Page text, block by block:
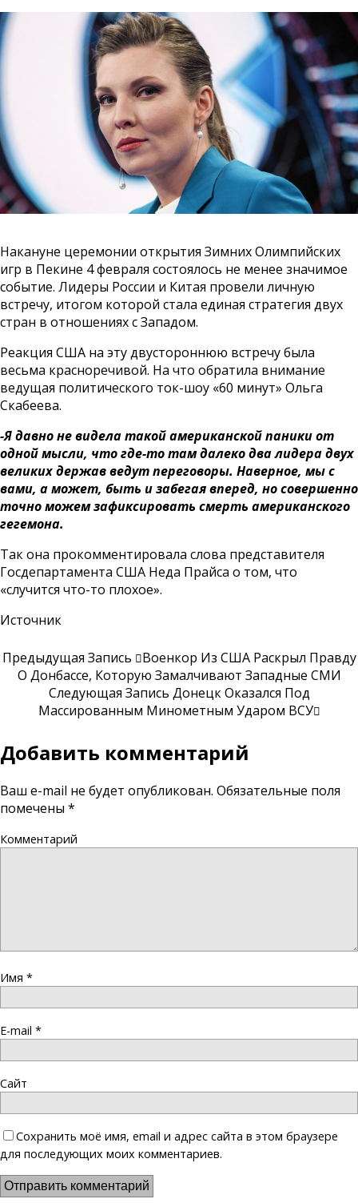
Накануне церемонии открытия Зимних Олимпийских
игр в Пекине 4 февраля состоялось не менее значимое
событие. Лидеры России и Китая провели личную
встречу, итогом которой стала единая стратегия двух
стран в отношениях с Западом.
Реакция США на эту двустороннюю встречу была
весьма красноречивой. На что обратила внимание
ведущая политического ток-шоу «60 минут» Ольга
Скабеева.
-Я давно не видела такой американской паники от
одной мысли, что где-то там далеко два лидера двух
великих держав ведут переговоры. Наверное, мы с
вами, а может, быть и забегая вперед, но совершенно
точно можем зафиксировать смерть американского
гегемона.
Так она прокомментировала слова представителя
Госдепартамента США Неда Прайса о том, что
«случится что-то плохое».
Источник
Предыдущая Запись
Военкор Из США Раскрыл Правду
О Донбассе, Которую Замалчивают Западные СМИ
Следующая Запись Донецк Оказался Под
Массированным Минометным Ударом ВСУ
Добавить комментарий
Ваш e-mail не будет опубликован. Обязательные поля
помечены *
Комментарий
Имя *
E-mail *
Сайт
Сохранить моё имя, email и адрес сайта в этом браузере
для последующих моих комментариев.